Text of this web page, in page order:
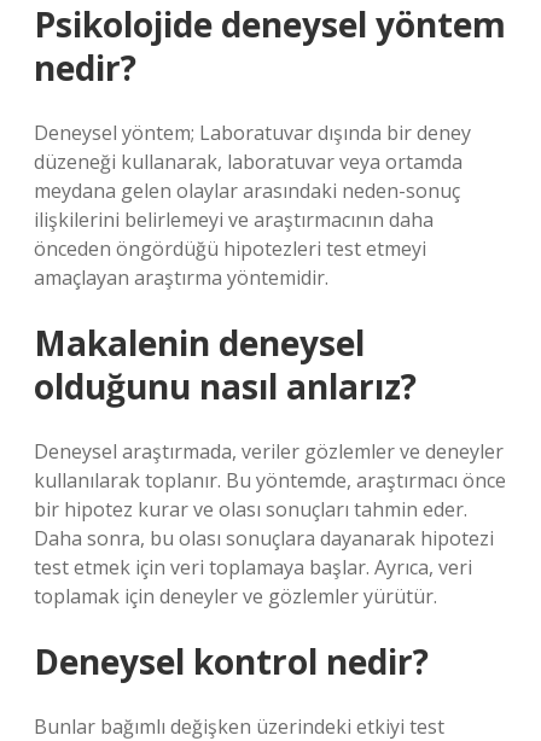
Psikolojide deneysel yöntem
nedir?
Deneysel yöntem; Laboratuvar dışında bir deney
düzeneği kullanarak, laboratuvar veya ortamda
meydana gelen olaylar arasındaki neden-sonuç
ilişkilerini belirlemeyi ve araştırmacının daha
önceden öngördüğü hipotezleri test etmeyi
amaçlayan araştırma yöntemidir.
Makalenin deneysel
olduğunu nasıl anlarız?
Deneysel araştırmada, veriler gözlemler ve deneyler
kullanılarak toplanır. Bu yöntemde, araştırmacı önce
bir hipotez kurar ve olası sonuçları tahmin eder.
Daha sonra, bu olası sonuçlara dayanarak hipotezi
test etmek için veri toplamaya başlar. Ayrıca, veri
toplamak için deneyler ve gözlemler yürütür.
Deneysel kontrol nedir?
Bunlar bağımlı değişken üzerindeki etkiyi test